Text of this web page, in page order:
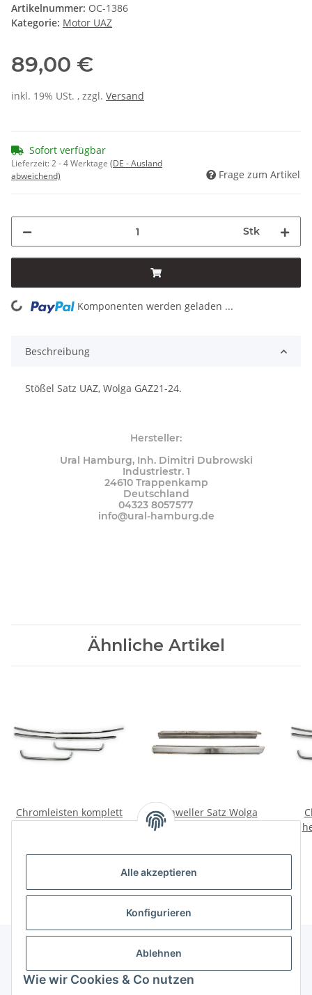
Alle akzeptieren
Konfigurieren
Ablehnen
Wie wir Cookies & Co nutzen
Artikelnummer: OC-1386
Kategorie: Motor UAZ
89,00 €
inkl. 19% USt. , zzgl. Versand
Sofort verfügbar
Lieferzeit:2 - 4 Werktage (DE - Ausland
abweichend)
Frage zum Artikel
Stk
Loading... Komponenten werden geladen ...
Beschreibung
Stößel Satz UAZ, Wolga GAZ21-24.
Hersteller:
Ural Hamburg, Inh. Dimitri Dubrowski
Industriestr. 1
24610 Trappenkamp
Deutschland
04323 8057577
info@ural-hamburg.de
Ähnliche Artikel
Chromleisten komplett
Schweller Satz Wolga
Informationen